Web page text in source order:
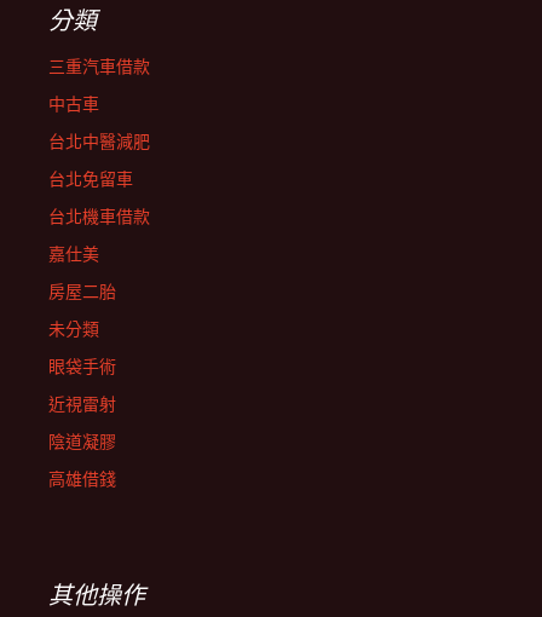
分類
三重汽車借款
中古車
台北中醫減肥
台北免留車
台北機車借款
嘉仕美
房屋二胎
未分類
眼袋手術
近視雷射
陰道凝膠
高雄借錢
其他操作